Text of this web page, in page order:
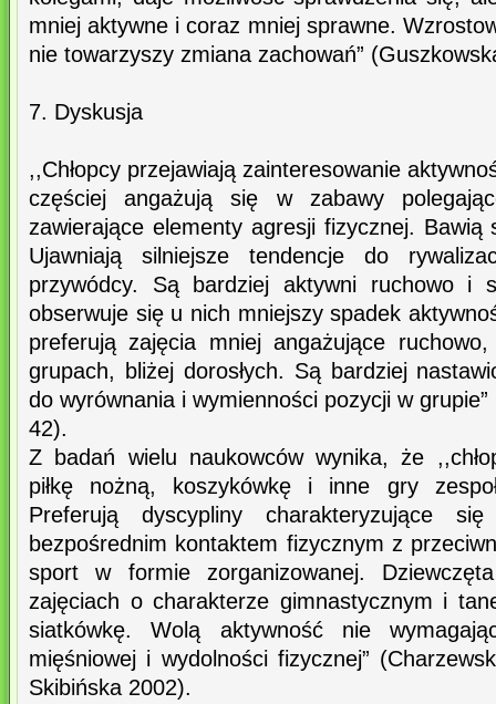
mniej aktywne i coraz mniej sprawne.
nie towarzyszy zmiana zachowań”
7. Dyskusja
,,Chłopcy przejawiają zainteresowanie
częściej angażują się w zabawy
zawierające elementy agresji fizycznej.
Ujawniają silniejsze tendencje do
przywódcy. Są bardziej aktywni ruchowo i
obserwuje się u nich mniejszy spadek
preferują zajęcia mniej angażujące
grupach, bliżej dorosłych. Są bardziej
do wyrównania i wymienności pozycji w
42).
Z badań wielu naukowców wynika, że
piłkę nożną, koszykówkę i inne gry
Preferują dyscypliny charakteryzujące
bezpośrednim kontaktem fizycznym z
sport w formie zorganizowanej.
zajęciach o charakterze gimnastycznym i
siatkówkę. Wolą aktywność nie
mięśniowej i wydolności fizycznej”
Skibińska 2002).